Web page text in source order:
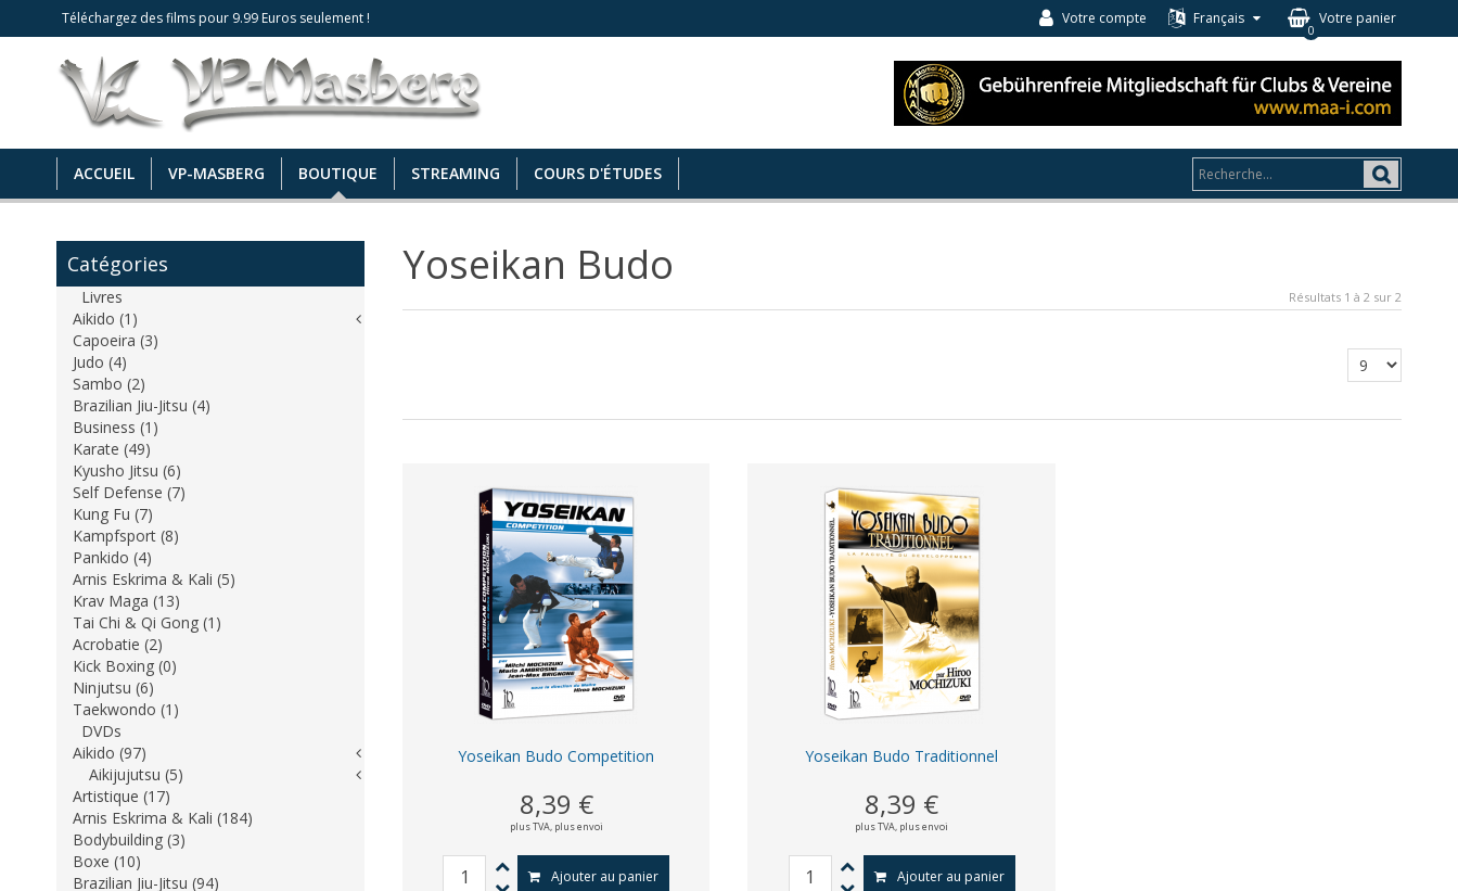
Téléchargez des films pour 9.99 Euros seulement ! Votre panier
0
Français
Votre compte
ACCUEIL VP-MASBERG BOUTIQUE STREAMING COURS D'ÉTUDES
Yoseikan Budo
Résultats 1 à 2 sur 2
Yoseikan Budo Competition
8,39 €
plus TVA, plus envoi
Ajouter au panier
Yoseikan Budo Traditionnel
8,39 €
plus TVA, plus envoi
Ajouter au panier
Catégories
Livres
Aikido (1)
Capoeira (3)
Judo (4)
Sambo (2)
Brazilian Jiu-Jitsu (4)
Business (1)
Karate (49)
Kyusho Jitsu (6)
Self Defense (7)
Kung Fu (7)
Kampfsport (8)
Pankido (4)
Arnis Eskrima & Kali (5)
Krav Maga (13)
Tai Chi & Qi Gong (1)
Acrobatie (2)
Kick Boxing (0)
Ninjutsu (6)
Taekwondo (1)
DVDs
Aikido (97)
Aikijujutsu (5)
Artistique (17)
Arnis Eskrima & Kali (184)
Bodybuilding (3)
Boxe (10)
Brazilian Jiu-Jitsu (94)